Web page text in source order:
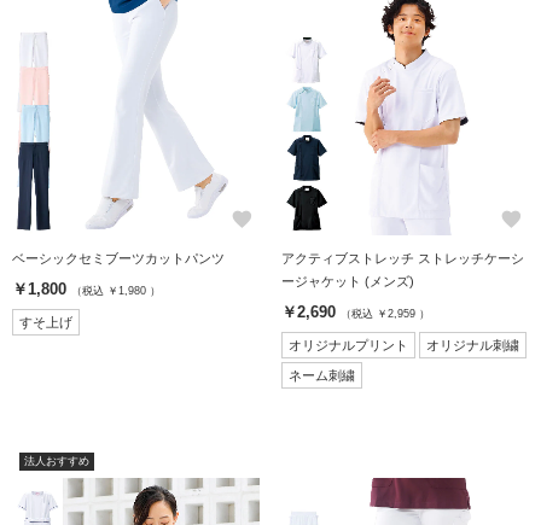
favorite
ベーシックセミブーツカットパンツ
￥1,800 （税込 ￥1,980 ）
すそ上げ
favorite
アクティブストレッチ ストレッチケーシ
ージャケット (メンズ)
￥2,690 （税込 ￥2,959 ）
オリジナルプリント オリジナル刺繍
ネーム刺繍
法人おすすめ